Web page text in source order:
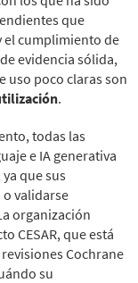
que
el cumplimiento de
evidencia sólida,
uso poco claras son
.
todas las
e IA generativa
que sus
validarse
organización
CESAR, que está
Cochrane
su